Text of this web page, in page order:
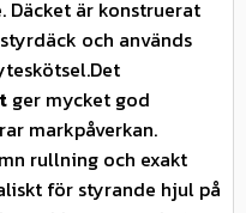
Däcket är konstruerat
och används
ger mycket god
markpåverkan.
rullning och exakt
för styrande hjul på